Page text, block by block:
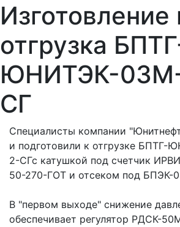
Изготовление
отгрузка
ЮНИТЭК-
СГ
Специалисты компании
и подготовили к отгрузке
2-СГс катушкой под счетчик
50-270-ГОТ и отсеком под БПЭК-
В "первом выходе" снижение
обеспечивает регулятор РДСК-